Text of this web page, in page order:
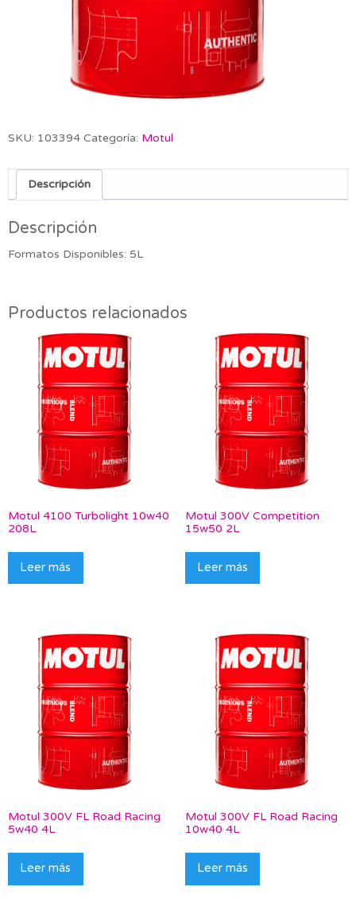
SKU: 103394 Categoría: Motul
Descripción
Descripción
Formatos Disponibles: 5L
Productos relacionados
Motul 4100 Turbolight 10w40
208L
Leer más
Motul 300V Competition
15w50 2L
Leer más
Motul 300V FL Road Racing
5w40 4L
Leer más
Motul 300V FL Road Racing
10w40 4L
Leer más